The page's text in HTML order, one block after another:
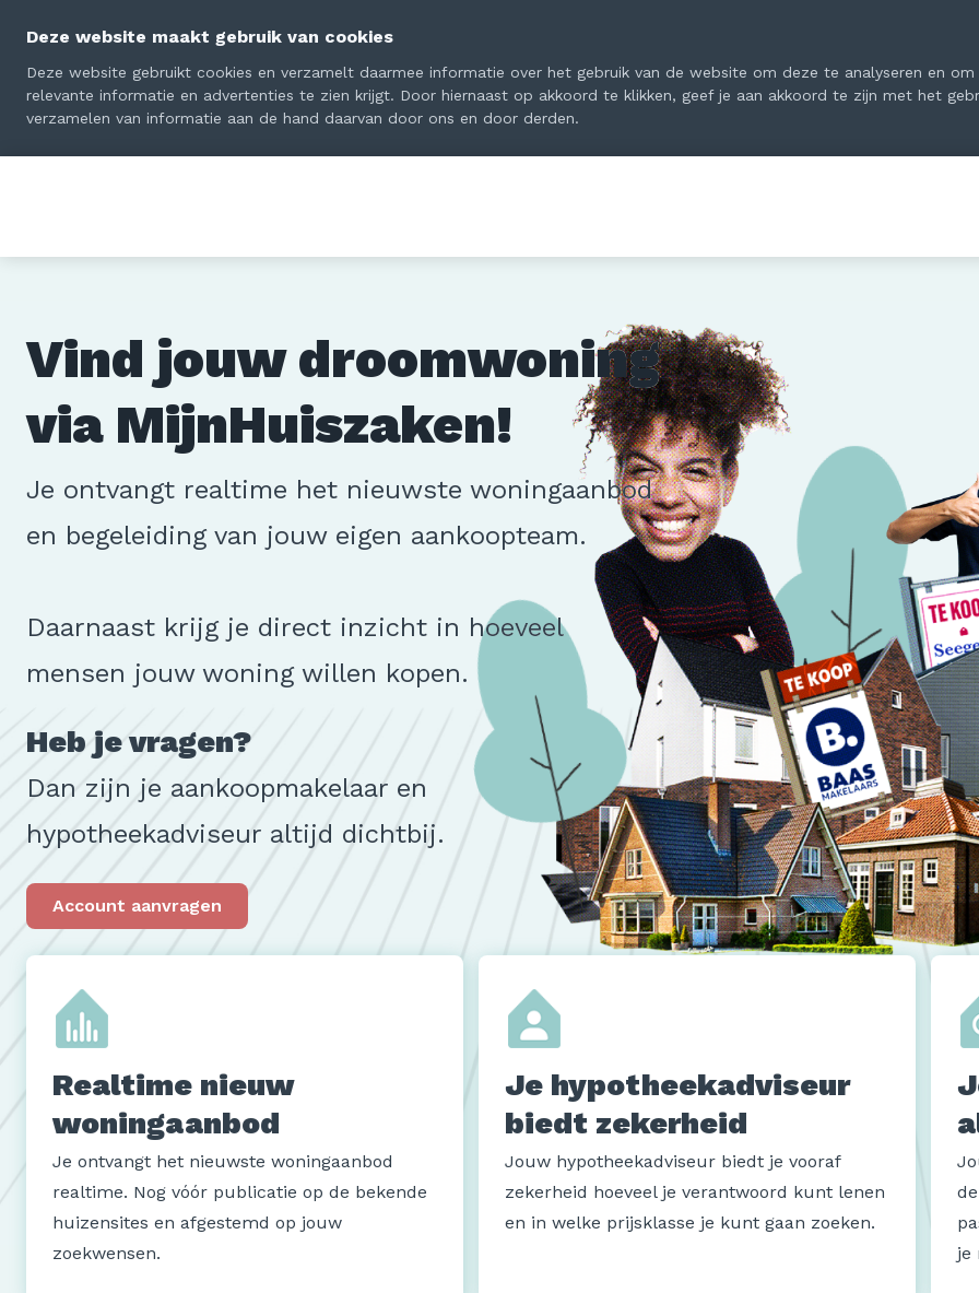
Deze website maakt gebruik van cookies
Deze website gebruikt cookies en verzamelt daarmee informatie over het gebruik van de website om deze te analyseren en
relevante informatie en advertenties te zien krijgt. Door hiernaast op akkoord te klikken, geef je aan akkoord te zijn met het
verzamelen van informatie aan de hand daarvan door ons en door derden.
Vind jouw droomwoning
via MijnHuiszaken!
Je ontvangt realtime het nieuwste woningaanbod
en begeleiding van jouw eigen aankoopteam.
Daarnaast krijg je direct inzicht in hoeveel
mensen jouw woning willen kopen.
Heb je vragen?
Dan zijn je aankoopmakelaar en
hypotheekadviseur altijd dichtbij.
Account aanvragen
Realtime nieuw
woningaanbod
Je ontvangt het nieuwste woningaanbod
realtime. Nog vóór publicatie op de bekende
huizensites en afgestemd op jouw
zoekwensen.
Je hypotheekadviseur
biedt zekerheid
Jouw hypotheekadviseur biedt je vooraf
zekerheid hoeveel je verantwoord kunt lenen
en in welke prijsklasse je kunt gaan zoeken.
je